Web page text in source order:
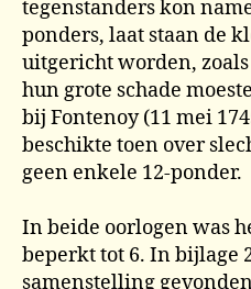
tegenstanders kon
ponders, laat staan de
uitgericht worden,
hun grote schade
bij Fontenoy (11 mei
beschikte toen over
geen enkele 12-ponder.
In beide oorlogen was
beperkt tot 6. In bijlage
samenstelling